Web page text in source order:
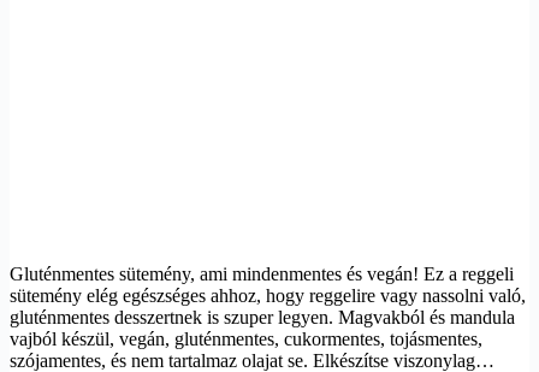
Gluténmentes sütemény, ami mindenmentes és vegán! Ez a reggeli
sütemény elég egészséges ahhoz, hogy reggelire vagy nassolni való,
gluténmentes desszertnek is szuper legyen. Magvakból és mandula
vajból készül, vegán, gluténmentes, cukormentes, tojásmentes,
szójamentes, és nem tartalmaz olajat se. Elkészítse viszonylag…